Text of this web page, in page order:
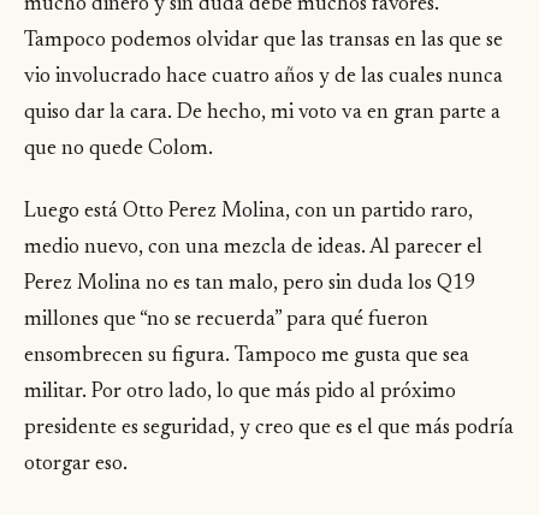
mucho dinero y sin duda debe muchos favores.
Tampoco podemos olvidar que las transas en las que se
vio involucrado hace cuatro años y de las cuales nunca
quiso dar la cara. De hecho, mi voto va en gran parte a
que no quede Colom.
Luego está Otto Perez Molina, con un partido raro,
medio nuevo, con una mezcla de ideas. Al parecer el
Perez Molina no es tan malo, pero sin duda los Q19
millones que “no se recuerda” para qué fueron
ensombrecen su figura. Tampoco me gusta que sea
militar. Por otro lado, lo que más pido al próximo
presidente es seguridad, y creo que es el que más podría
otorgar eso.